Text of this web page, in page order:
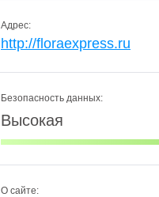
Адрес:
http://floraexpress.ru
Безопасность данных:
Высокая
О сайте: